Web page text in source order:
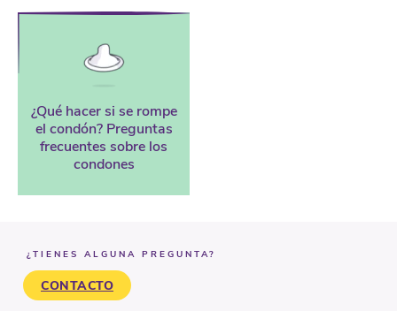
¿Qué hacer si se rompe
el condón? Preguntas
frecuentes sobre los
condones
¿TIENES ALGUNA PREGUNTA?
CONTACTO